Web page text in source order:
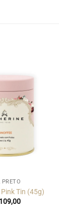
PRETO
Tin (45g)